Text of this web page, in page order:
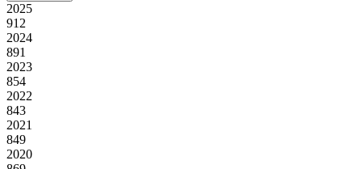
2025
912
2024
891
2023
854
2022
843
2021
849
2020